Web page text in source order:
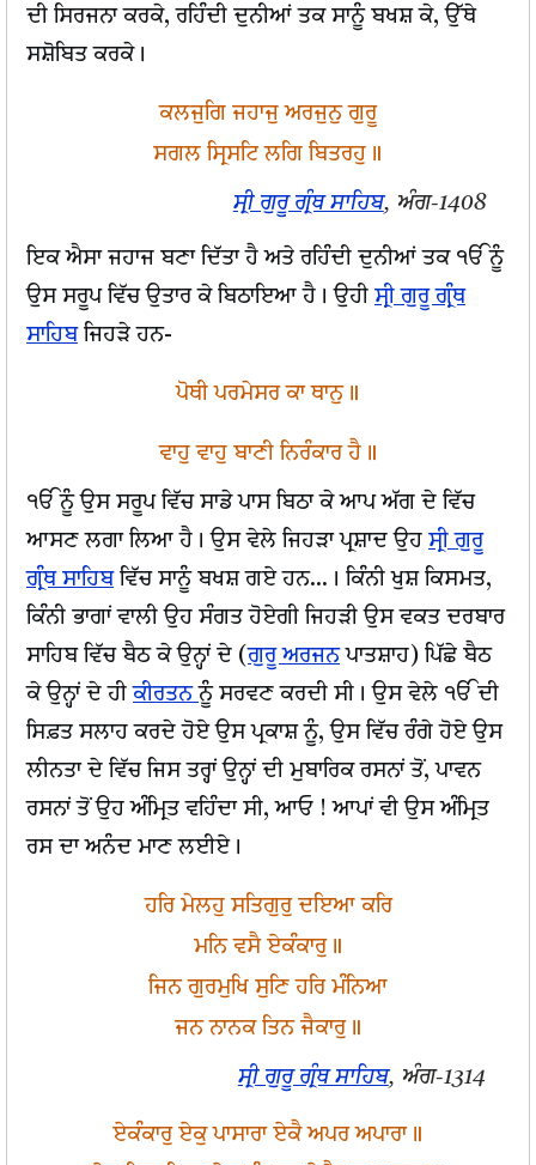
ਦੀ ਸਿਰਜਨਾ ਕਰਕੇ, ਰਹਿੰਦੀ ਦੁਨੀਆਂ ਤਕ ਸਾਨੂੰ ਬਖਸ਼ ਕੇ, ਉੱਥੇ
ਸਸ਼ੋਬਿਤ ਕਰਕੇ।
ਕਲਜੁਗਿ ਜਹਾਜੁ ਅਰਜੁਨੁ ਗੁਰੂ
ਸਗਲ ਸ੍ਰਿਸਟਿ ਲਗਿ ਬਿਤਰਹੁ॥
ਸ੍ਰੀ ਗੁਰੂ ਗ੍ਰੰਥ ਸਾਹਿਬ, ਅੰਗ-1408
ਇਕ ਐਸਾ ਜਹਾਜ ਬਣਾ ਦਿੱਤਾ ਹੈ ਅਤੇ ਰਹਿੰਦੀ ਦੁਨੀਆਂ ਤਕ ੴ ਨੂੰ
ਉਸ ਸਰੂਪ ਵਿੱਚ ਉਤਾਰ ਕੇ ਬਿਠਾਇਆ ਹੈ। ਉਹੀ ਸ੍ਰੀ ਗੁਰੂ ਗ੍ਰੰਥ
ਸਾਹਿਬਜਿਹੜੇ ਹਨ-
ਪੋਥੀ ਪਰਮੇਸਰ ਕਾ ਥਾਨੁ॥
ਵਾਹੁ ਵਾਹੁ ਬਾਣੀ ਨਿਰੰਕਾਰ ਹੈ॥
ੴ ਨੂੰ ਉਸ ਸਰੂਪ ਵਿੱਚ ਸਾਡੇ ਪਾਸ ਬਿਠਾ ਕੇ ਆਪ ਅੱਗ ਦੇ ਵਿੱਚ
ਆਸਣ ਲਗਾ ਲਿਆ ਹੈ। ਉਸ ਵੇਲੇ ਜਿਹੜਾ ਪ੍ਰਸ਼ਾਦ ਉਹ ਸ੍ਰੀ ਗੁਰੂ
ਗ੍ਰੰਥ ਸਾਹਿਬਵਿੱਚ ਸਾਨੂੰ ਬਖਸ਼ ਗਏ ਹਨ...। ਕਿੰਨੀ ਖੁਸ਼ ਕਿਸਮਤ,
ਕਿੰਨੀ ਭਾਗਾਂ ਵਾਲੀ ਉਹ ਸੰਗਤ ਹੋਏਗੀ ਜਿਹੜੀ ਉਸ ਵਕਤ ਦਰਬਾਰ
ਸਾਹਿਬ ਵਿੱਚ ਬੈਠ ਕੇ ਉਨ੍ਹਾਂ ਦੇ (ਗੁਰੂ ਅਰਜਨਪਾਤਸ਼ਾਹ) ਪਿੱਛੇ ਬੈਠ
ਕੇ ਉਨ੍ਹਾਂ ਦੇ ਹੀਕੀਰਤਨਨੂੰ ਸਰਵਣ ਕਰਦੀ ਸੀ। ਉਸ ਵੇਲੇ ੴ ਦੀ
ਸਿਫ਼ਤ ਸਲਾਹ ਕਰਦੇ ਹੋਏ ਉਸ ਪ੍ਰਕਾਸ਼ ਨੂੰ, ਉਸ ਵਿੱਚ ਰੰਗੇ ਹੋਏ ਉਸ
ਲੀਨਤਾ ਦੇ ਵਿੱਚ ਜਿਸ ਤਰ੍ਹਾਂ ਉਨ੍ਹਾਂ ਦੀ ਮੁਬਾਰਿਕ ਰਸਨਾਂ ਤੋਂ, ਪਾਵਨ
ਰਸਨਾਂ ਤੋਂ ਉਹ ਅੰਮ੍ਰਿਤ ਵਹਿੰਦਾ ਸੀ, ਆਓ ! ਆਪਾਂ ਵੀ ਉਸ ਅੰਮ੍ਰਿਤ
ਰਸ ਦਾ ਅਨੰਦ ਮਾਣ ਲਈਏ।
ਹਰਿ ਮੇਲਹੁ ਸਤਿਗੁਰੁ ਦਇਆ ਕਰਿ
ਮਨਿ ਵਸੈ ਏਕੰਕਾਰੁ॥
ਜਿਨ ਗੁਰਮੁਖਿ ਸੁਣਿ ਹਰਿ ਮੰਨਿਆ
ਜਨ ਨਾਨਕ ਤਿਨ ਜੈਕਾਰੁ॥
ਸ੍ਰੀ ਗੁਰੂ ਗ੍ਰੰਥ ਸਾਹਿਬ, ਅੰਗ-1314
ਏਕੰਕਾਰੁ ਏਕੁ ਪਾਸਾਰਾ ਏਕੈ ਅਪਰ ਅਪਾਰਾ॥